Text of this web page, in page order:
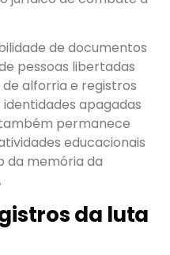
de documentos
pessoas libertadas
alforria e registros
apagadas
permanece
educacionais
da memória da
da luta